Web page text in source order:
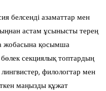
белсенді азаматтар мен
астам ұсынысты терең
жобасына қосымша
секциялық топтардың
филологтар мен
маңызды құжат